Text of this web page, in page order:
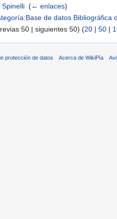
Spinelli (← enlaces)
de datos Bibliográfica
50 | siguientes 50) (20 | 50 |
protección de datos Acerca de WikiPía